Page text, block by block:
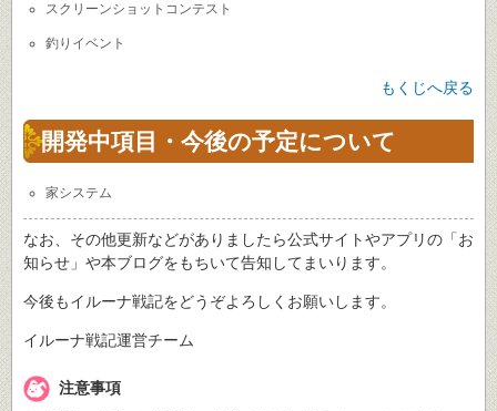
スクリーンショットコンテスト
釣りイベント
もくじへ戻る
開発中項目・今後の予定について
家システム
なお、その他更新などがありましたら公式サイトやアプリの「お
知らせ」や本ブログをもちいて告知してまいります。
今後もイルーナ戦記をどうぞよろしくお願いします。
イルーナ戦記運営チーム
注意事項